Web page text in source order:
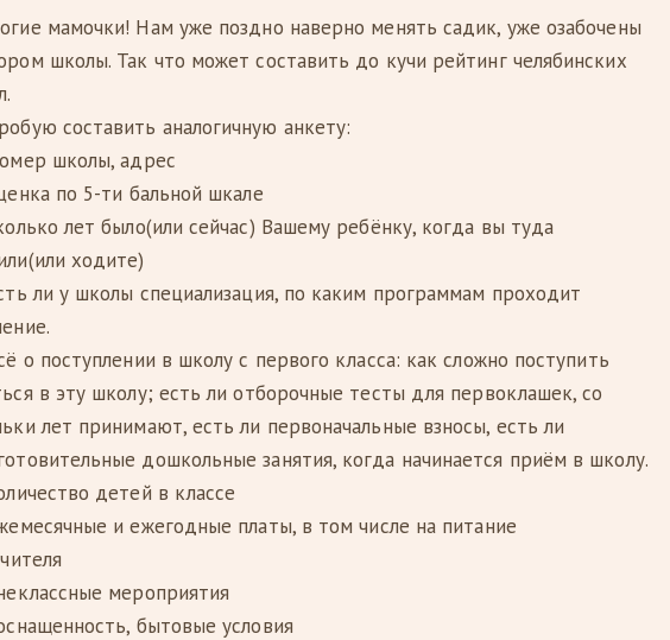
мамочки! Нам уже поздно наверно менять садик, уже озабочены
школы. Так что может составить до кучи рейтинг челябинских
составить аналогичную анкету:
школы, адрес
по 5-ти бальной шкале
лет было(или сейчас) Вашему ребёнку, когда вы туда
ходите)
ли у школы специализация, по каким программам проходит
о поступлении в школу с первого класса: как сложно поступить
в эту школу; есть ли отборочные тесты для первоклашек, со
лет принимают, есть ли первоначальные взносы, есть ли
дошкольные занятия, когда начинается приём в школу.
детей в классе
и ежегодные платы, в том числе на питание
мероприятия
бытовые условия